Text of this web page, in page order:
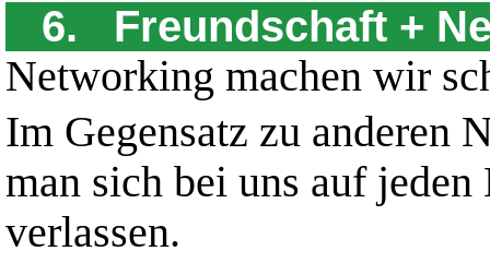
6. Freundschaft +
Networking machen wir
Im Gegensatz zu anderen
man sich bei uns auf jeden
verlassen.